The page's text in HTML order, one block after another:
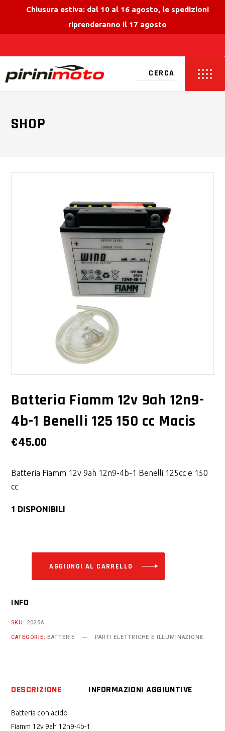
Chiusura estiva: dal 10 al 16 agosto, le spedizioni
riprenderanno il 17 agosto
SHOP
Batteria Fiamm 12v 9ah 12n9-
4b-1 Benelli 125 150 cc Macis
€45.00
Batteria Fiamm 12v 9ah 12n9-4b-1 Benelli 125cc e 150
cc
1 DISPONIBILI
AGGIUNGI AL CARRELLO
INFO
SKU: 2025A
CATEGORIE: BATTERIE PARTI ELETTRICHE E ILLUMINAZIONE
DESCRIZIONE INFORMAZIONI AGGIUNTIVE
Batteria con acido
Fiamm 12v 9ah 12n9-4b-1